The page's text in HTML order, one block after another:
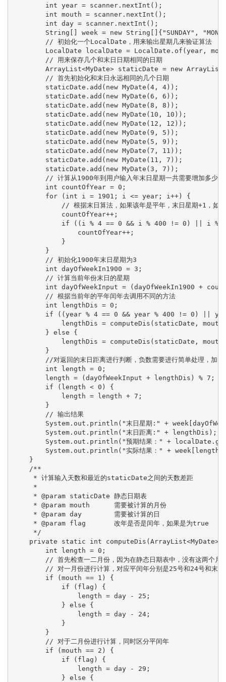
        int year = scanner.nextInt();
        int mouth = scanner.nextInt();
        int day = scanner.nextInt();
String[] week = new String[]{"SUNDAY",
        // 初始化一个LocalDate，用来输出星期几来验证算法
LocalDate localDate = LocalDate.of(year,
        // 用来保存几个和末日日期相同的日期
ArrayList<MyDate> staticDate = new
        // 首先初始化和末日永远相同的几个日期
        staticDate.add(new MyDate(4, 4));
        staticDate.add(new MyDate(6, 6));
        staticDate.add(new MyDate(8, 8));
        staticDate.add(new MyDate(10, 10));
        staticDate.add(new MyDate(12, 12));
        staticDate.add(new MyDate(9, 5));
        staticDate.add(new MyDate(5, 9));
        staticDate.add(new MyDate(7, 11));
        staticDate.add(new MyDate(11, 7));
        staticDate.add(new MyDate(3, 7));
        // 计算从1900年到用户输入年末日星期一共需要增加多少天
        int countOfYear = 0;
        for (int i = 1901; i <= year; i++) {
// 根据末日算法，如果该年是平年，末日星期+1，如
            countOfYear++;
if ((i % 4 == 0 && i % 400 != 0) || i %
                countOfYear++;
            }
        }
        // 初始化1900年末日星期为3
        int dayOfWeekIn1900 = 3;
        // 计算当前年份末日的星期
int dayOfWeekInput = (dayOfWeekIn1900 +
        // 根据当前年的平年闰年去调用不同的方法
        int lengthDis = 0;
if ((year % 4 == 0 && year % 400 != 0) ||
lengthDis = computeDis(staticDate,
        } else {
lengthDis = computeDis(staticDate,
        }
//对返回的末日距离进行判断，负数需要进行简单处理，加回
        int length = 0;
        length = (dayOfWeekInput + lengthDis) % 7;
        if (length < 0) {
            length = length + 7;
        }
        // 输出结果
System.out.println("末日星期:" +
        System.out.println("末日距离:" + lengthDis);
System.out.println("预期结果：" +
System.out.println("实际结果：" +
    }
    /**
     * 计算输入天数和最近的staticDate之间的天数差距
     *
     * @param staticDate 静态日期表
     * @param mouth      需要被计算的月份
     * @param day        需要被计算的日
     * @param flag       改年是否是闰年，如果是为true
     */
private static int computeDis(ArrayList<MyDate>
        int length = 0;
// 首先检查一二月份，因为在静态日期表中，没有这两个月
// 对一月份进行计算，对应平闰年分别是25号和24号和末日
        if (mouth == 1) {
            if (flag) {
                length = day - 25;
            } else {
                length = day - 24;
            }
        }
        // 对于二月份进行计算，同时区分平闰年
        if (mouth == 2) {
            if (flag) {
                length = day - 29;
            } else {